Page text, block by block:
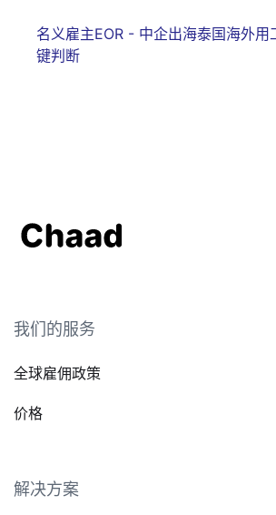
名义雇主EOR - 中企出海泰国海外用
键判断
我们的服务
全球雇佣政策
价格
解决方案